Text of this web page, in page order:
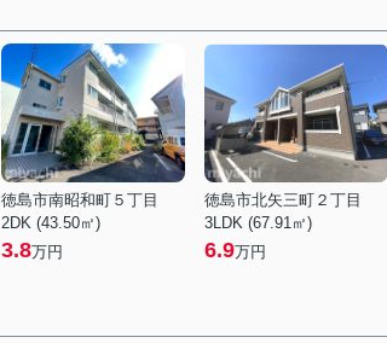
徳島市南昭和町５丁目
2DK (43.50㎡)
3.8万円
徳島市北矢三町２丁目
3LDK (67.91㎡)
6.9万円